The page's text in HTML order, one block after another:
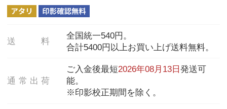
送 料
全国統一540円。
合計5400円以上お買い上げ送料無料。
通 常 出 荷
ご入金後最短2026年08月13日発送可
能。
※印影校正期間を除く。